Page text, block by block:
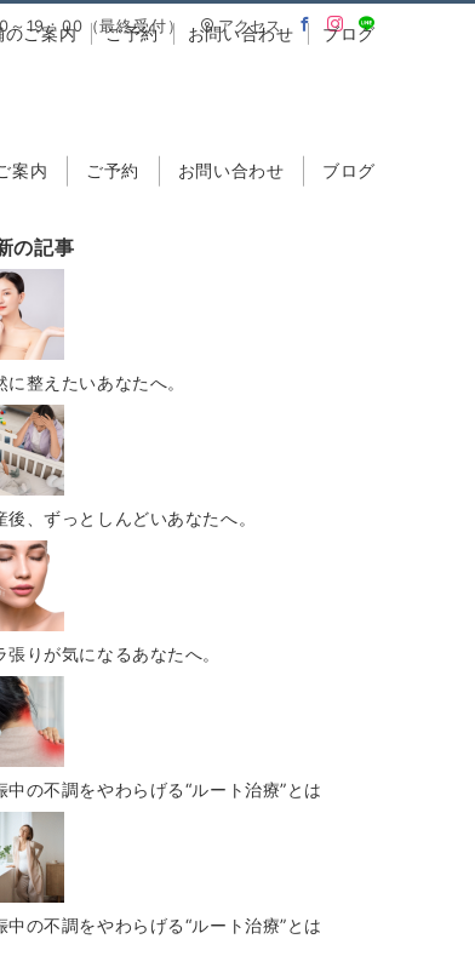
～19：00（最終受付） アクセス
案内 ご予約 お問い合わせ ブログ
のご案内 ご予約 お問い合わせ ブログ
の記事
に整えたいあなたへ。
後、ずっとしんどいあなたへ。
張りが気になるあなたへ。
中の不調をやわらげる“ルート治療”とは
中の不調をやわらげる“ルート治療”とは